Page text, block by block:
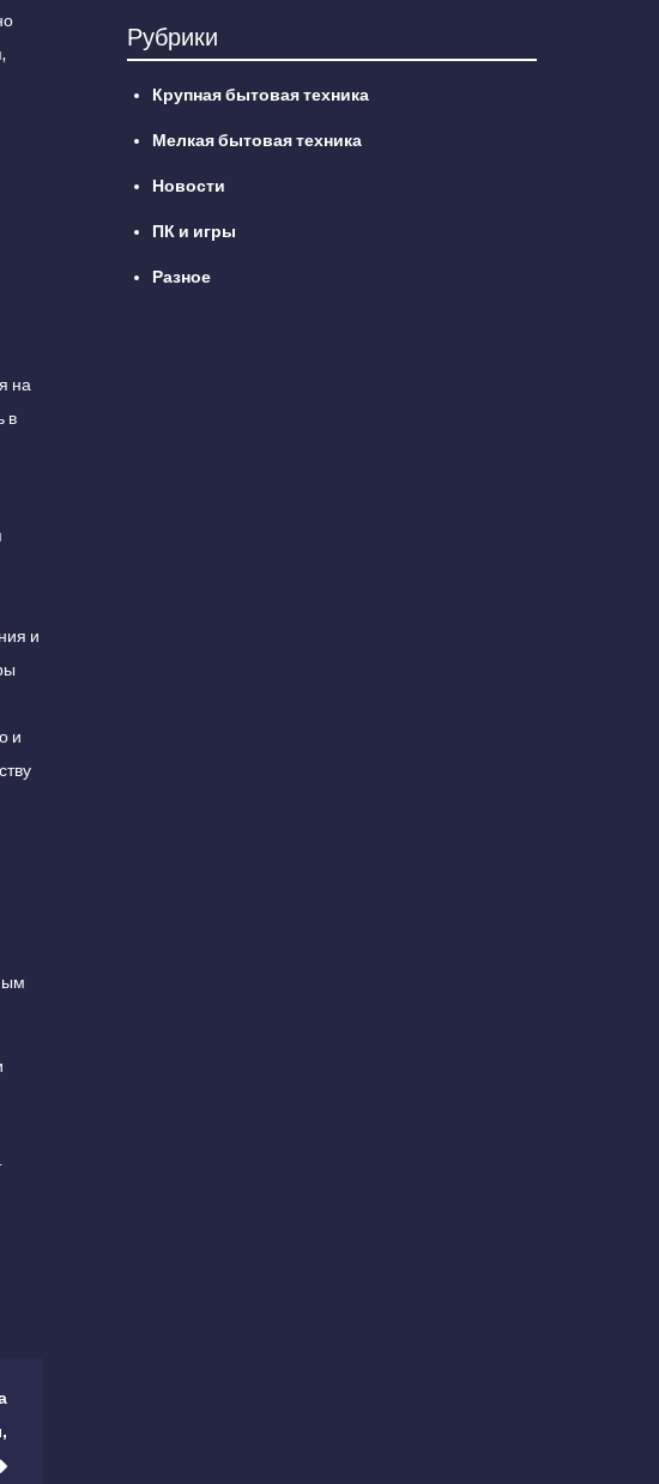
на
в
и
и
Рубрики
Крупная бытовая техника
Мелкая бытовая техника
Новости
ПК и игры
Разное